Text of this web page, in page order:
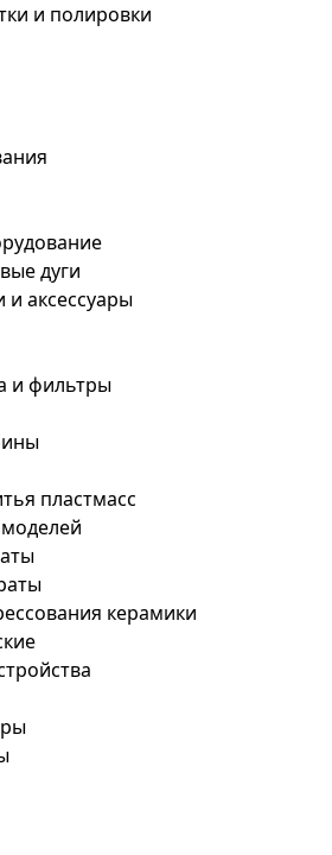
и полировки
дуги
и аксессуары
и фильтры
пластмасс
керамики